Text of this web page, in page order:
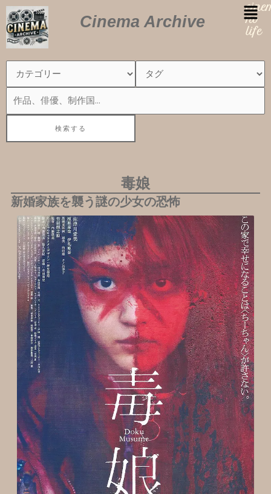
内
容
を
ス
Cinema Archive
no
life
毒娘
新婚家族を襲う謎の少女の恐怖